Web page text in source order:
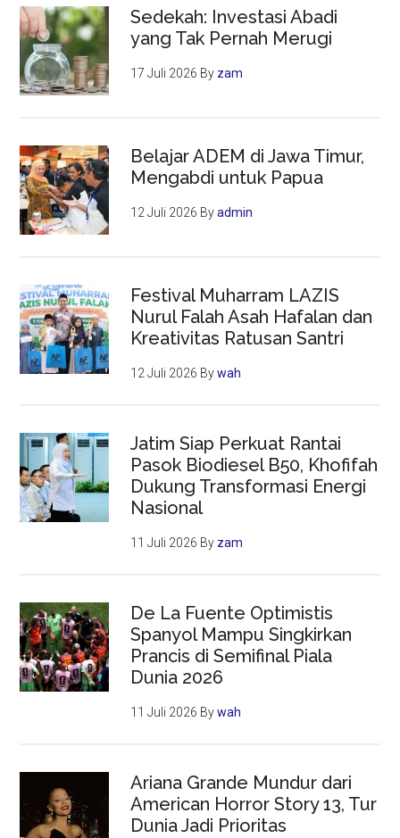
Sedekah: Investasi Abadi
yang Tak Pernah Merugi
17 Juli 2026 By zam
Belajar ADEM di Jawa Timur,
Mengabdi untuk Papua
12 Juli 2026 Byadmin
Festival Muharram LAZIS
Nurul Falah Asah Hafalan dan
Kreativitas Ratusan Santri
12 Juli 2026 Bywah
Jatim Siap Perkuat Rantai
Pasok Biodiesel B50, Khofifah
Dukung Transformasi Energi
Nasional
11 Juli 2026 By zam
De La Fuente Optimistis
Spanyol Mampu Singkirkan
Prancis di Semifinal Piala
Dunia 2026
11 Juli 2026 Bywah
Ariana Grande Mundur dari
American Horror Story 13, Tur
Dunia Jadi Prioritas